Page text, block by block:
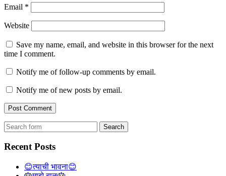
Email *
Website
Save my name, email, and website in this browser for the next
time I comment.
Notify me of follow-up comments by email.
Notify me of new posts by email.
Search
for:
Recent Posts
😊त्याची भावना😊